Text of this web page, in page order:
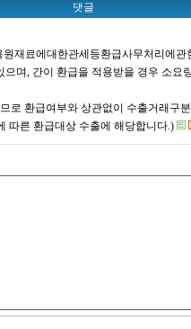
댓글
재료에대한관세등환급사무처리에
며, 간이 환급을 적용받을 경우 소요
로 환급여부와 상관없이 수출거래구
따른 환급대상 수출에 해당합니다.)